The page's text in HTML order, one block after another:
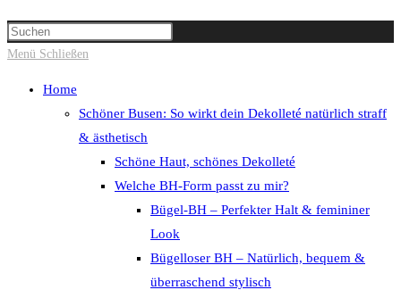
Suche
umschalten
the
panel.
Menü Schließen
Home
Schöner Busen: So wirkt dein Dekolleté natürlich straff
& ästhetisch
Schöne Haut, schönes Dekolleté
Welche BH-Form passt zu mir?
Bügel-BH – Perfekter Halt & femininer
Look
Bügelloser BH – Natürlich, bequem &
überraschend stylisch